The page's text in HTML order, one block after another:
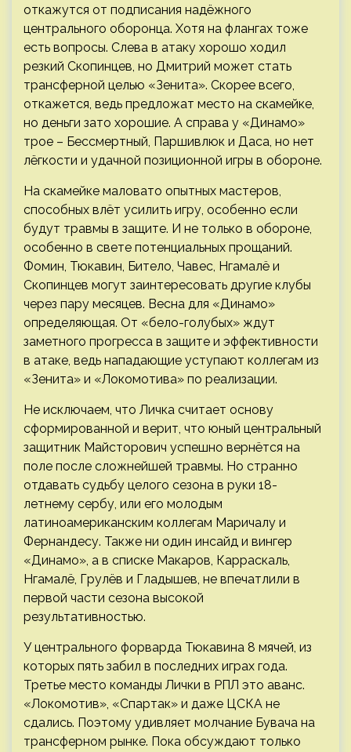
откажутся от подписания надёжного
центрального оборонца. Хотя на флангах тоже
есть вопросы. Слева в атаку хорошо ходил
резкий Скопинцев, но Дмитрий может стать
трансферной целью «Зенита». Скорее всего,
откажется, ведь предложат место на скамейке,
но деньги зато хорошие. А справа у «Динамо»
трое – Бессмертный, Паршивлюк и Даса, но нет
лёгкости и удачной позиционной игры в обороне.
На скамейке маловато опытных мастеров,
способных влёт усилить игру, особенно если
будут травмы в защите. И не только в обороне,
особенно в свете потенциальных прощаний.
Фомин, Тюкавин, Битело, Чавес, Нгамалё и
Скопинцев могут заинтересовать другие клубы
через пару месяцев. Весна для «Динамо»
определяющая. От «бело-голубых» ждут
заметного прогресса в защите и эффективности
в атаке, ведь нападающие уступают коллегам из
«Зенита» и «Локомотива» по реализации.
Не исключаем, что Личка считает основу
сформированной и верит, что юный центральный
защитник Майсторович успешно вернётся на
поле после сложнейшей травмы. Но странно
отдавать судьбу целого сезона в руки 18-
летнему сербу, или его молодым
латиноамериканским коллегам Маричалу и
Фернандесу. Также ни один инсайд и вингер
«Динамо», а в списке Макаров, Карраскаль,
Нгамалё, Грулёв и Гладышев, не впечатлили в
первой части сезона высокой
результативностью.
У центрального форварда Тюкавина 8 мячей, из
которых пять забил в последних играх года.
Третье место команды Лички в РПЛ это аванс.
«Локомотив», «Спартак» и даже ЦСКА не
сдались. Поэтому удивляет молчание Бувача на
трансферном рынке. Пока обсуждают только